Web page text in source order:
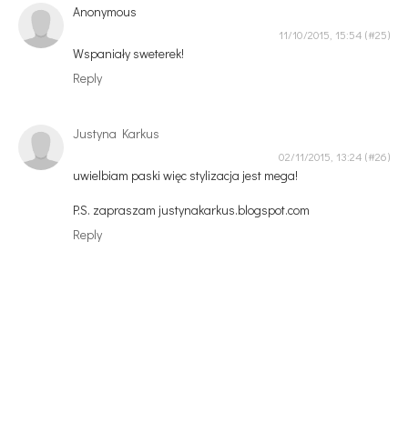
Anonymous
11/10/2015, 15:54
Wspaniały sweterek!
Reply
Justyna Karkus
02/11/2015, 13:24
uwielbiam paski więc stylizacja jest mega!
P.S. zapraszam justynakarkus.blogspot.com
Reply